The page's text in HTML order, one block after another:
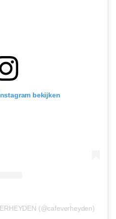
bekijken
(@cafeverheyden)